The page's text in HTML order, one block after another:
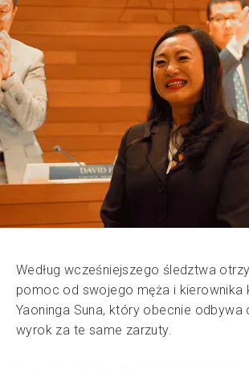
Według wcześniejszego śledztwa
pomoc od swojego męża i kierownika
Yaoninga Suna, który obecnie odbywa
wyrok za te same zarzuty.